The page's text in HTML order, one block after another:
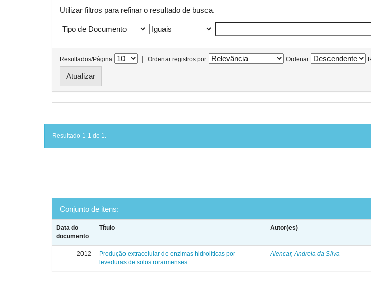
Utilizar filtros para refinar o resultado de busca.
Resultados/Página | Ordenar registros por Ordenar
Resultado 1-1 de 1.
Conjunto de itens:
Data do
documento
Título Autor(es)
2012
Produção extracelular de enzimas hidrolíticas por
leveduras de solos roraimenses
Alencar, Andreia da Silva